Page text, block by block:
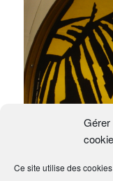
Gérer
Ce site utilise des
D. R.